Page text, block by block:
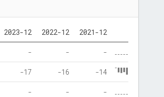
2023-12 2022-12 2021-12
- - -
-17 -16 -14
- - -